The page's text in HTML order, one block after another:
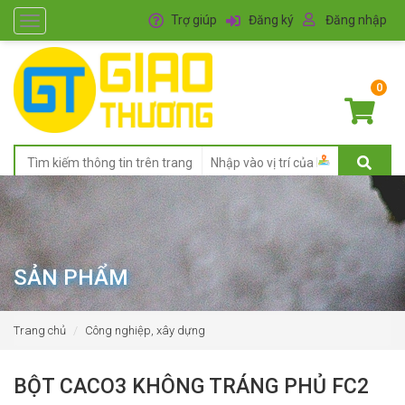
0
Toggle
navigation
Trợ giúp Đăng ký Đăng nhập
SẢN PHẨM
Trang chủ Công nghiệp, xây dựng
BỘT CACO3 KHÔNG TRÁNG PHỦ FC2